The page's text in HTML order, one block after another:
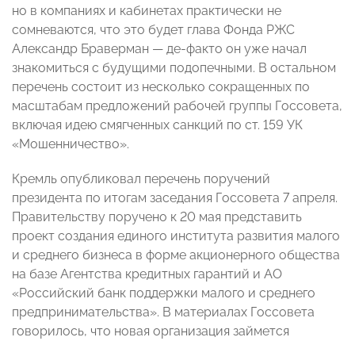
но в компаниях и кабинетах практически не
сомневаются, что это будет глава Фонда РЖС
Александр Браверман — де-факто он уже начал
знакомиться с будущими подопечными. В остальном
перечень состоит из несколько сокращенных по
масштабам предложений рабочей группы Госсовета,
включая идею смягченных санкций по ст. 159 УК
«Мошенничество».
Кремль опубликовал перечень поручений
президента по итогам заседания Госсовета 7 апреля.
Правительству поручено к 20 мая представить
проект создания единого института развития малого
и среднего бизнеса в форме акционерного общества
на базе Агентства кредитных гарантий и АО
«Российский банк поддержки малого и среднего
предпринимательства». В материалах Госсовета
говорилось, что новая организация займется